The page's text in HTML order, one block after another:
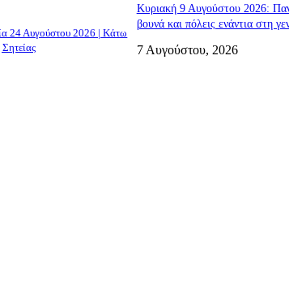
24 Αυγούστου 2026 | Κάτω
Κυριακή 9 Αυγούστου 2026:
βουνά και πόλεις ενάντια στη
7 Αυγούστου, 2026